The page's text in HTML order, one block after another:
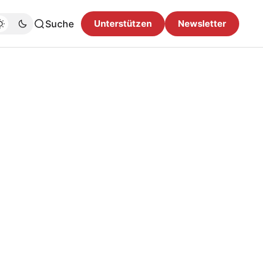
Suche Unterstützen Newsletter